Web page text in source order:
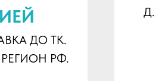
ДО ТК.
РФ.
Д.